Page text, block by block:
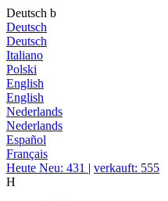
Deutsch b
Deutsch
Deutsch
Italiano
Polski
English
English
Nederlands
Nederlands
Español
Français
Heute Neu: 431 | verkauft: 555
H